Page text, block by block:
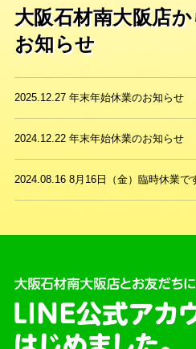
大阪石材南大阪店
お知らせ
2025.12.27 年末年始休業のお知らせ
2024.12.22 年末年始休業のお知らせ
2024.08.16 8月16日（金）臨時休業で